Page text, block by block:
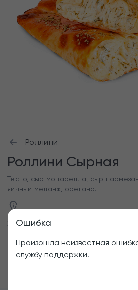
Ошибка
Произошла неизвестная
службу поддержки.
Роллини
Роллини Сырная
Тесто, сыр моцарелла, сыр
яичный меланж, орегано.
260 г
1